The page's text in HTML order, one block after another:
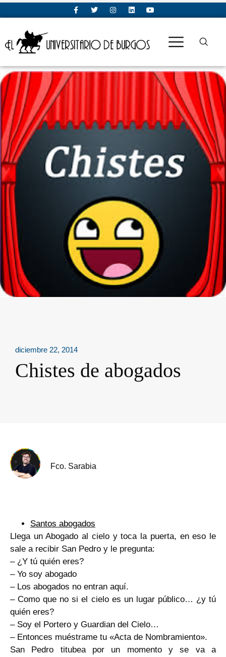
diciembre 22, 2014
Chistes de abogados
Fco. Sarabia
Santos abogados
Llega un Abogado al cielo y toca la puerta, en eso le
sale a recibir San Pedro y le pregunta:
– ¿Y tú quién eres?
– Yo soy abogado
– Los abogados no entran aquí.
– Como que no si el cielo es un lugar público… ¿y tú
quién eres?
– Soy el Portero y Guardian del Cielo…
– Entonces muéstrame tu «Acta de Nombramiento».
San Pedro titubea por un momento y se va a